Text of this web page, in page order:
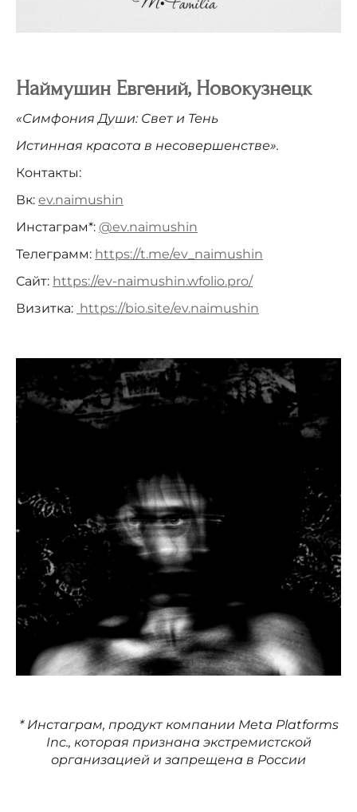
Наймушин Евгений, Новокузнецк
«Симфония Души: Свет и Тень
Истинная красота в несовершенстве».
Контакты:
Вк: ev.naimushin
Инстаграм*: @ev.naimushin
Телеграмм: https://t.me/ev_naimushin
Сайт: https://ev-naimushin.wfolio.pro/
Визитка: https://bio.site/ev.naimushin
* Инстаграм, продукт компании Meta Platforms
Inc., которая признана экстремистской
организацией и запрещена в России